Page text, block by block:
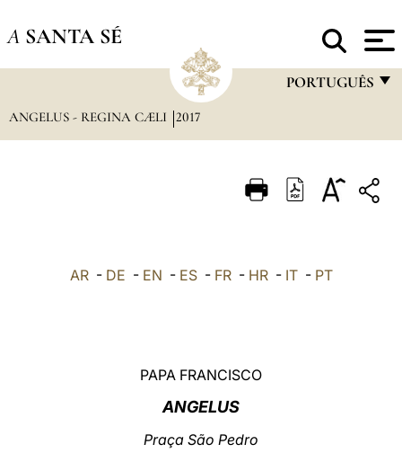
A SANTA SÉ
PORTUGUÊS
ITALIANO
ANGELUS - REGINA CÆLI 2017
AR- DE - EN - ES- FR- HR- IT- PT
PAPA FRANCISCO
ANGELUS
Praça São Pedro